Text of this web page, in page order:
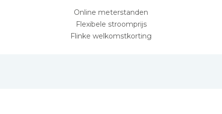
Online meterstanden
Flexibele stroomprijs
Flinke welkomstkorting